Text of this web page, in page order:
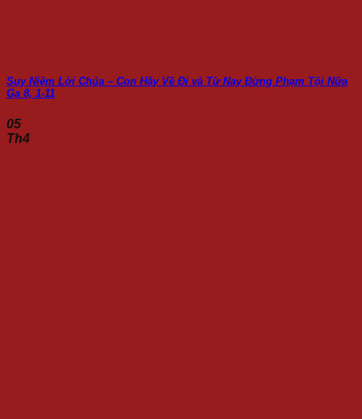
Suy Niệm Lời Chúa – Con Hãy Về Đi và Từ Nay Đừng Phạm Tội Nữa
Ga 8, 1-11
05
Th4